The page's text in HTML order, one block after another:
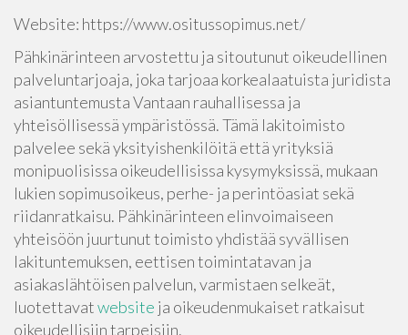
Website: https://www.ositussopimus.net/
Pähkinärinteen arvostettu ja sitoutunut oikeudellinen
palveluntarjoaja, joka tarjoaa korkealaatuista juridista
asiantuntemusta Vantaan rauhallisessa ja
yhteisöllisessä ympäristössä. Tämä lakitoimisto
palvelee sekä yksityishenkilöitä että yrityksiä
monipuolisissa oikeudellisissa kysymyksissä, mukaan
lukien sopimusoikeus, perhe- ja perintöasiat sekä
riidanratkaisu. Pähkinärinteen elinvoimaiseen
yhteisöön juurtunut toimisto yhdistää syvällisen
lakituntemuksen, eettisen toimintatavan ja
asiakaslähtöisen palvelun, varmistaen selkeät,
luotettavatwebsite ja oikeudenmukaiset ratkaisut
oikeudellisiin tarpeisiin.